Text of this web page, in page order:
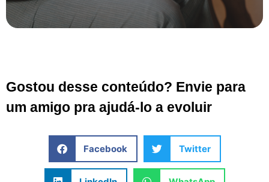
Gostou desse conteúdo? Envie para
um amigo pra ajudá-lo a evoluir
Facebook Twitter